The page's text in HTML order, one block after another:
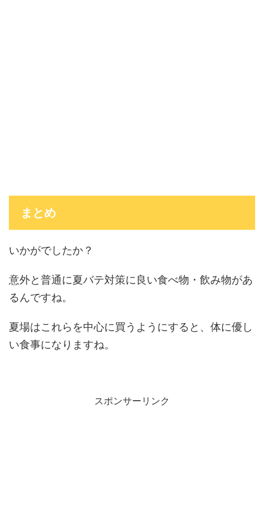
まとめ
いかがでしたか？
意外と普通に夏バテ対策に良い食べ物・飲み物があ
るんですね。
夏場はこれらを中心に買うようにすると、体に優し
い食事になりますね。
スポンサーリンク